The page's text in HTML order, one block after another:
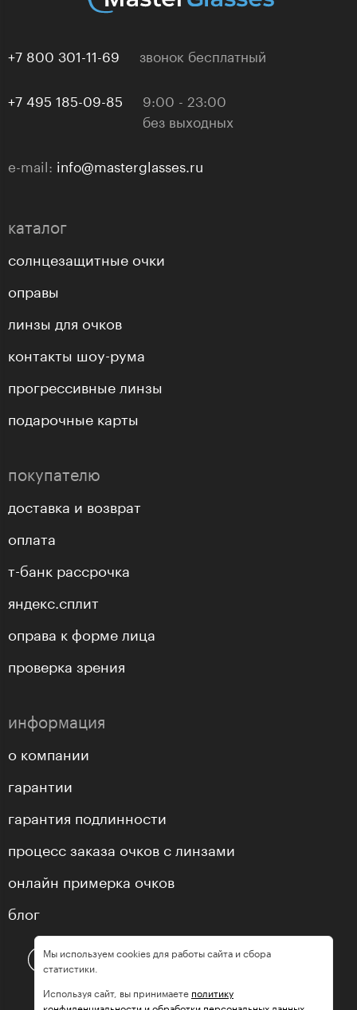
+7 800 301-11-69 звонок бесплатный
+7 495 185-09-85
9:00 - 23:00
без выходных
e-mail: info@masterglasses.ru
каталог
солнцезащитные очки
оправы
линзы для очков
контакты шоу-рума
прогрессивные линзы
подарочные карты
покупателю
доставка и возврат
оплата
т-банк рассрочка
яндекс.сплит
оправа к форме лица
проверка зрения
информация
о компании
гарантии
гарантия подлинности
процесс заказа очков с линзами
онлайн примерка очков
блог
Мы используем cookies для работы сайта и сбора
статистики.
Используя сайт, вы принимаете политику